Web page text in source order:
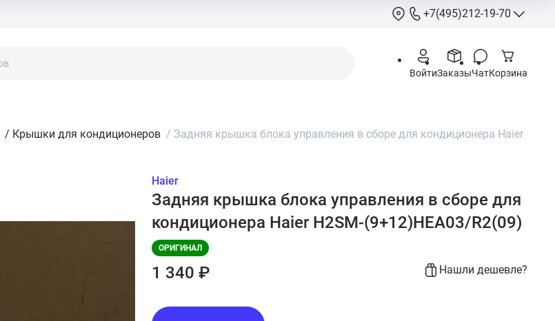
+7(495)212-19-70
info@hcstore.ru
Выходные:
шоссе 130, корп.
ВойтиЗаказыЧатКорзина
/ Крышки для кондиционеров / Задняя крышка блока управления в ​​сборе для кондиционера Haier
Haier
Задняя крышка блока управления в ​​сборе для
кондиционера Haier H2SM-(9+12)HEA03/R2(09)
ОРИГИНАЛ
1 340 ₽ Нашли дешевле?